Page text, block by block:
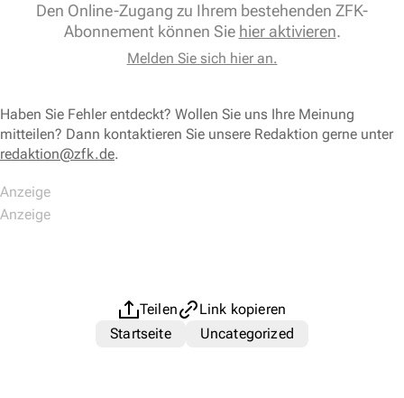
Den Online-Zugang zu Ihrem bestehenden ZFK-
Abonnement können Sie hier aktivieren.
Melden Sie sich hier an.
Haben Sie Fehler entdeckt? Wollen Sie uns Ihre Meinung
mitteilen? Dann kontaktieren Sie unsere Redaktion gerne unter
redaktion@zfk.de.
Teilen
Link kopieren
Startseite
Uncategorized